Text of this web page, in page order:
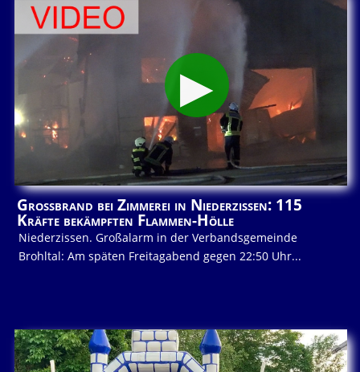
Großbrand bei Zimmerei in Niederzissen: 115
Kräfte bekämpften Flammen-Hölle
Niederzissen. Großalarm in der Verbandsgemeinde
Brohltal: Am späten Freitagabend gegen 22:50 Uhr...